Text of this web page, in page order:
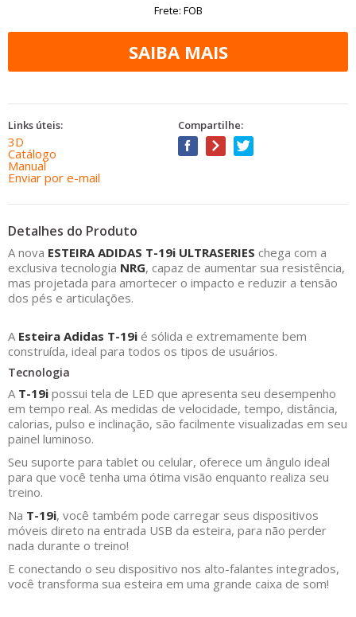
Frete: FOB
Links úteis:
3D
Catálogo
Manual
Enviar por e-mail
Compartilhe:
Detalhes do Produto
A nova ESTEIRA ADIDAS T-19i ULTRASERIES chega com a
exclusiva tecnologia NRG, capaz de aumentar sua resistência,
mas projetada para amortecer o impacto e reduzir a tensão
dos pés e articulações.
A Esteira Adidas T-19i é sólida e extremamente bem
construída, ideal para todos os tipos de usuários.
Tecnologia
A T-19i possui tela de LED que apresenta seu desempenho
em tempo real. As medidas de velocidade, tempo, distância,
calorias, pulso e inclinação, são facilmente visualizadas em seu
painel luminoso.
Seu suporte para tablet ou celular, oferece um ângulo ideal
para que você tenha uma ótima visão enquanto realiza seu
treino.
Na T-19i, você também pode carregar seus dispositivos
móveis direto na entrada USB da esteira, para não perder
nada durante o treino!
E conectando o seu dispositivo nos alto-falantes integrados,
você transforma sua esteira em uma grande caixa de som!